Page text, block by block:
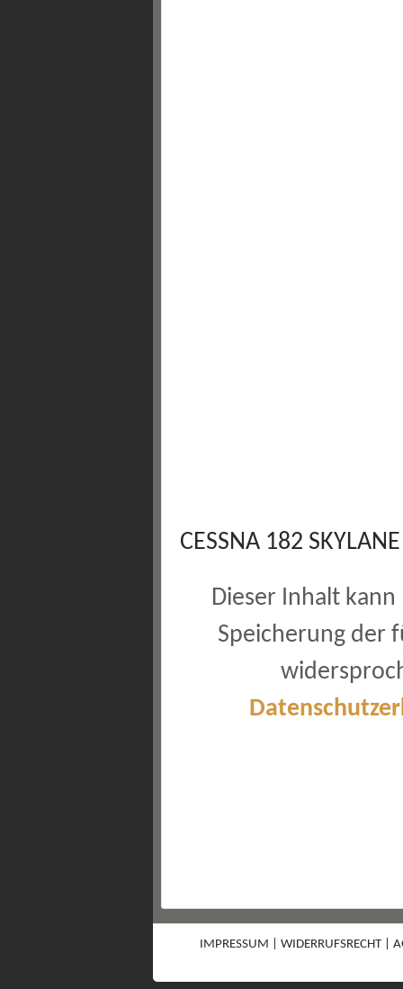
CESSNA 182 SKYLANE
Dieser Inhalt
Speicherung der
IMPRESSUM WIDERRUFSRECHT|